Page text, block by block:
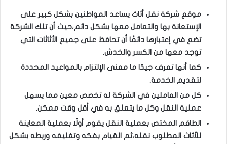
موقع شركة نقل أثاث يساعد المواطنين بشكل كبير على
الإستعانة بها والتعامل معها بشكل دائم،حيث أن تلك الشركة
تضع في إعتبارها دائمًا أن تحافظ على جميع الأثاثات التي
توجد معها من الكسر والخدش.
كما أنها تعرف جيدًا ما معنى الإلتزام بالمواعيد المحددة
لتقديم الخدمة.
كل من العاملين في الشركة له تخصص معين مما يسهل
عملية النقل وكل ما يتعلق به في أقل وقت ممكن.
الطاقم المختص بعملية النقل يقوم أولًا بعملية المعاينة
للأثاث المطلوب نقله،ثم القيام بفكه وتغليفه وربطه بشكل